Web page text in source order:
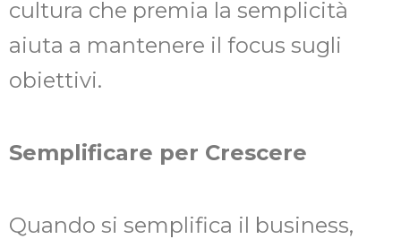
cultura che premia la semplicità
aiuta a mantenere il focus sugli
obiettivi.
Semplificare per Crescere
Quando si semplifica il business,